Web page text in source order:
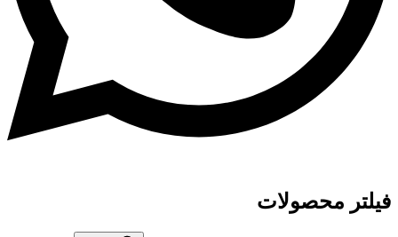
فیلتر محصولات